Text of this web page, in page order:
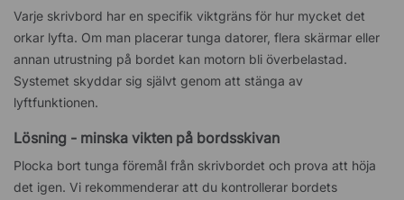
Varje skrivbord har en specifik viktgräns för hur mycket det
orkar lyfta. Om man placerar tunga datorer, flera skärmar eller
annan utrustning på bordet kan motorn bli överbelastad.
Systemet skyddar sig självt genom att stänga av
lyftfunktionen.
Lösning - minska vikten på bordsskivan
Plocka bort tunga föremål från skrivbordet och prova att höja
det igen. Vi rekommenderar att du kontrollerar bordets